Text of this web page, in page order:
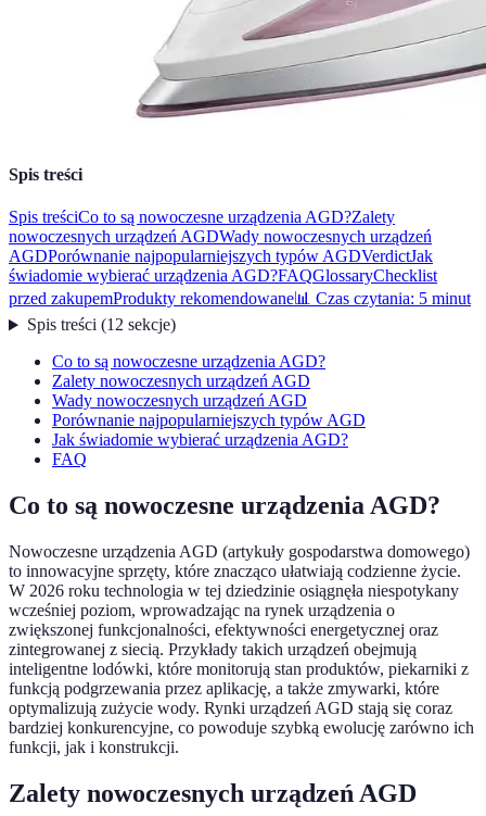
Spis treści
Spis treściCo to są nowoczesne urządzenia AGD?Zalety
nowoczesnych urządzeń AGDWady nowoczesnych urządzeń
AGDPorównanie najpopularniejszych typów AGDVerdictJak
świadomie wybierać urządzenia AGD?FAQGlossaryChecklist
przed zakupemProdukty rekomendowane📊 Czas czytania: 5 minut
Spis treści(12 sekcje)
Co to są nowoczesne urządzenia AGD?
Zalety nowoczesnych urządzeń AGD
Wady nowoczesnych urządzeń AGD
Porównanie najpopularniejszych typów AGD
Jak świadomie wybierać urządzenia AGD?
FAQ
Co to są nowoczesne urządzenia AGD?
Nowoczesne urządzenia AGD (artykuły gospodarstwa domowego)
to innowacyjne sprzęty, które znacząco ułatwiają codzienne życie.
W 2026 roku technologia w tej dziedzinie osiągnęła niespotykany
wcześniej poziom, wprowadzając na rynek urządzenia o
zwiększonej funkcjonalności, efektywności energetycznej oraz
zintegrowanej z siecią. Przykłady takich urządzeń obejmują
inteligentne lodówki, które monitorują stan produktów, piekarniki z
funkcją podgrzewania przez aplikację, a także zmywarki, które
optymalizują zużycie wody. Rynki urządzeń AGD stają się coraz
bardziej konkurencyjne, co powoduje szybką ewolucję zarówno ich
funkcji, jak i konstrukcji.
Zalety nowoczesnych urządzeń AGD